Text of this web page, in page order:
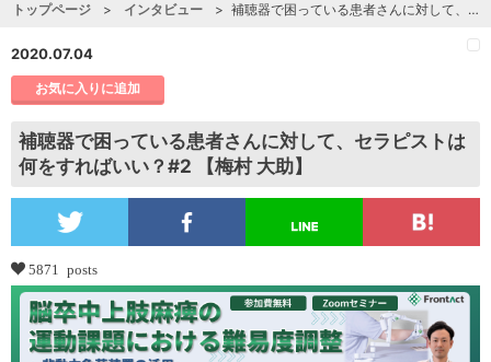
トップページ インタビュー 補聴器で困っている患者さんに対して、セラピストは何をすればいい？#2 【梅村 大助】
2020.07.04
お気に入りに追加
補聴器で困っている患者さんに対して、セラピストは
何をすればいい？#2 【梅村 大助】
5871 posts